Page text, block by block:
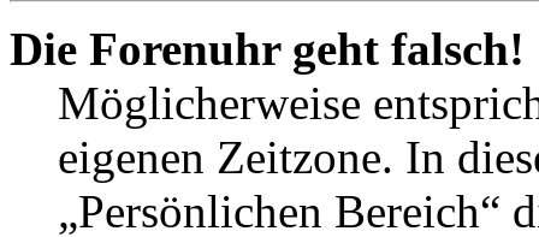
Die Forenuhr geht falsch!
Möglicherweise
eigenen Zeitzone. In
„Persönlichen Bereich“